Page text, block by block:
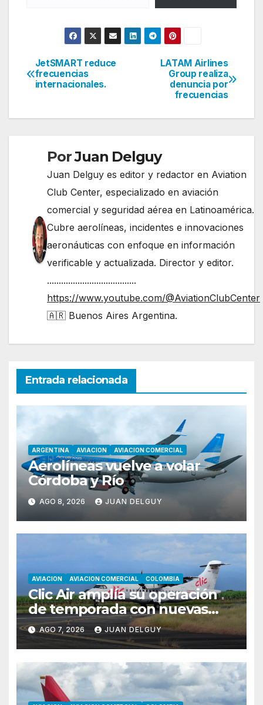
Navegación
de
entradas
LATAM Airlines
Group realiza
denuncia por
frecuencias
JetSMART reduce
frecuencias
internacionales.
PorJuan Delguy
Juan Delguy es editor y redactor en Aviation
Club Center, especializado en aviación
comercial y seguridad aérea en Latinoamérica.
Cubre aerolíneas, incidentes e innovaciones
aeronáuticas con enfoque en información
verificable y actualizada. Director y editor.
......................................
https://www.youtube.com/@AviationClubCenter
🇦🇷 Buenos Aires Argentina.
Entrada relacionada
ARGENTINA AVIACION AVIACION COMERCIAL
Aerolíneas vuelve a volar
Córdoba y Río
AGO 8, 2026 JUAN DELGUY
AVIACION AVIACION COMERCIAL COLOMBIA
Clic Air amplía su operación
de temporada con nuevas
rutas hacia Cartagena y Tolú
AGO 7, 2026 JUAN DELGUY